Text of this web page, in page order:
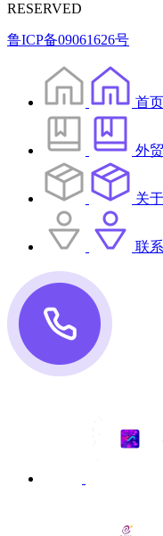
RESERVED
鲁ICP备09061626号
首页
外
关
联